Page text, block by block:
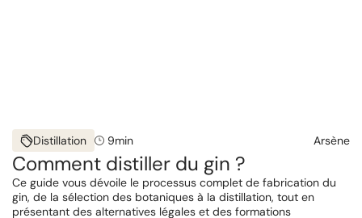
Distillation 9min Arsène
Comment distiller du gin ?
Ce guide vous dévoile le processus complet de fabrication du
gin, de la sélection des botaniques à la distillation, tout en
présentant des alternatives légales et des formations